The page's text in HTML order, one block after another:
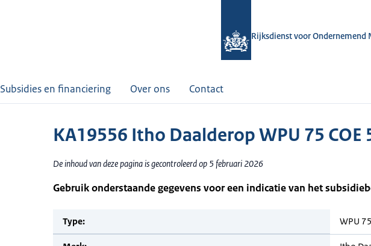
Rijksdienst voor Ondernemend
Subsidies en financiering Over ons Contact
KA19556 Itho Daalderop WPU 75 COE
De inhoud van deze pagina is gecontroleerd op 5 februari 2026
Gebruik onderstaande gegevens voor een indicatie van het
Type: WPU